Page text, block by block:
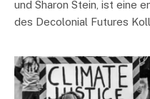
und Sharon Stein, ist eine
des Decolonial Futures